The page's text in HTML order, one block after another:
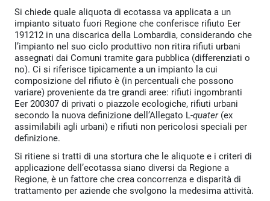
Si chiede quale aliquota di ecotassa va applicata a un
impianto situato fuori Regione che conferisce rifiuto Eer
191212 in una discarica della Lombardia, considerando che
l’impianto nel suo ciclo produttivo non ritira rifiuti urbani
assegnati dai Comuni tramite gara pubblica (differenziati o
no). Ci si riferisce tipicamente a un impianto la cui
composizione del rifiuto è (in percentuali che possono
variare) proveniente da tre grandi aree: rifiuti ingombranti
Eer 200307 di privati o piazzole ecologiche, rifiuti urbani
secondo la nuova definizione dell’Allegato L-quater(ex
assimilabili agli urbani) e rifiuti non pericolosi speciali per
definizione.
Si ritiene si tratti di una stortura che le aliquote e i criteri di
applicazione dell’ecotassa siano diversi da Regione a
Regione, è un fattore che crea concorrenza e disparità di
trattamento per aziende che svolgono la medesima attività.